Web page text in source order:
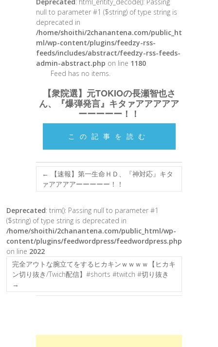
null to parameter #1 ($string) of type string is
deprecated in
/home/shoithi/2chanantena.com/public_ht
ml/wp-content/plugins/feedzy-rss-
feeds/includes/abstract/feedzy-rss-feeds-
admin-abstract.php on line 1180
Feed has no items.
【衆院選】元TOKIOの長瀬智也さ
ん、『爆弾発言』キタァアアアアア
ーーーーー！！
この記事を読む
←
【速報】第一生命ＨＤ、『神対応』キタ
ァアアアアーーーーー！！
Deprecated: trim(): Passing null to parameter #1
($string) of type string is deprecated in
/home/shoithi/2chanantena.com/public_html/wp-
content/plugins/feedwordpress/feedwordpress.php
on line 2022
完全アウトな腕立てをするヒカキンｗｗｗｗ【ヒカキ
ン切り抜き/Twich配信】#shorts #twitch #切り抜き
→